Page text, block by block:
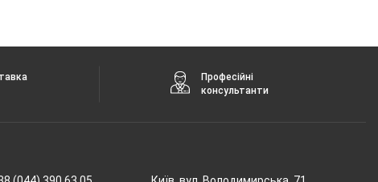
Професійні
консультанти